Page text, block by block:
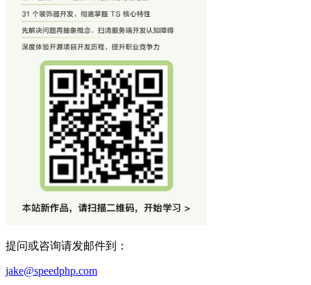
提问或咨询请发邮件到：
jake@speedphp.com